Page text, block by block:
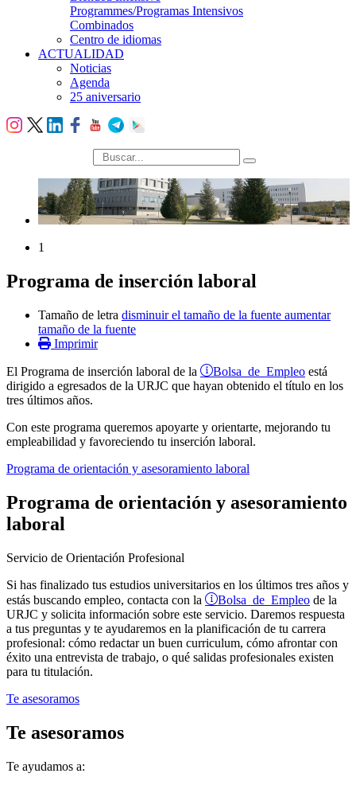
Programmes/Programas Intensivos
Combinados
Centro de idiomas
ACTUALIDAD
Noticias
Agenda
25 aniversario
búsqueda
1
Programa de inserción laboral
Tamaño de letra disminuir el tamaño de la fuente aumentar
tamaño de la fuente
Imprimir
El Programa de inserción laboral de la Bolsa de Empleo está
dirigido a egresados de la URJC que hayan obtenido el título en los
tres últimos años.
Con este programa queremos apoyarte y orientarte, mejorando tu
empleabilidad y favoreciendo tu inserción laboral.
Programa de orientación y asesoramiento laboral
Programa de orientación y asesoramiento
laboral
Servicio de Orientación Profesional
Si has finalizado tus estudios universitarios en los últimos tres años y
estás buscando empleo, contacta con la
Bolsa de Empleo de la
URJC y solicita información sobre este servicio. Daremos respuesta
a tus preguntas y te ayudaremos en la planificación de tu carrera
profesional: cómo redactar un buen curriculum, cómo afrontar con
éxito una entrevista de trabajo, o qué salidas profesionales existen
para tu titulación.
Te asesoramos
Te asesoramos
Te ayudamos a: